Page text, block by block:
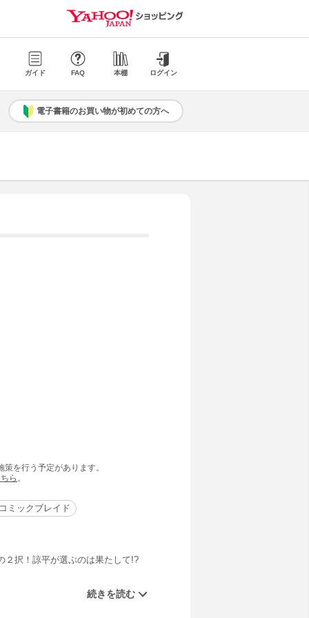
ガイド FAQ 本棚 ログイン
電子書籍のお買い物が初めての方へ
を行う予定があります。
ら 。
ミックブレイド
２択！諒平が選ぶのは果たして!?